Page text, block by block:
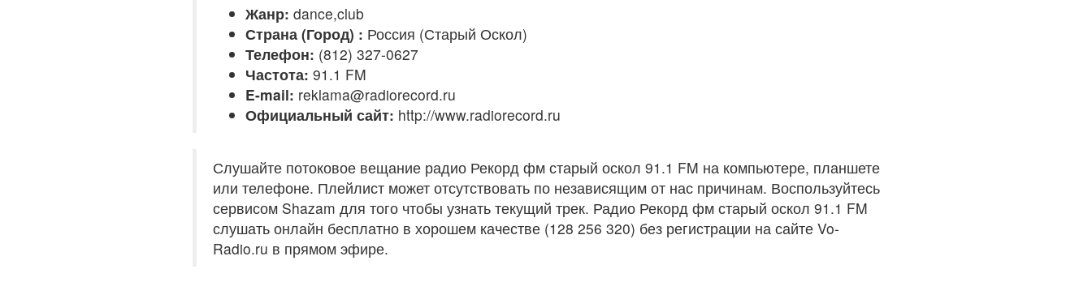
Жанр: dance,club
Страна (Город) : Россия (Старый Оскол)
Телефон: (812) 327-0627
Частота: 91.1 FM
E-mail: reklama@radiorecord.ru
Официальный сайт: http://www.radiorecord.ru
Слушайте потоковое вещание радио Рекорд фм старый оскол 91.1 FM на компьютере, планшете
или телефоне. Плейлист может отсутствовать по независящим от нас причинам. Воспользуйтесь
сервисом Shazam для того чтобы узнать текущий трек. Радио Рекорд фм старый оскол 91.1 FM
слушать онлайн бесплатно в хорошем качестве (128 256 320) без регистрации на сайте Vo-
Radio.ru в прямом эфире.